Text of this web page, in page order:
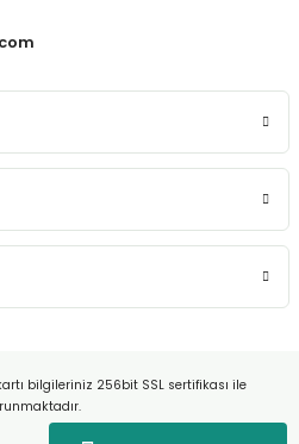
bilgileriniz 256bit SSL sertifikası ile